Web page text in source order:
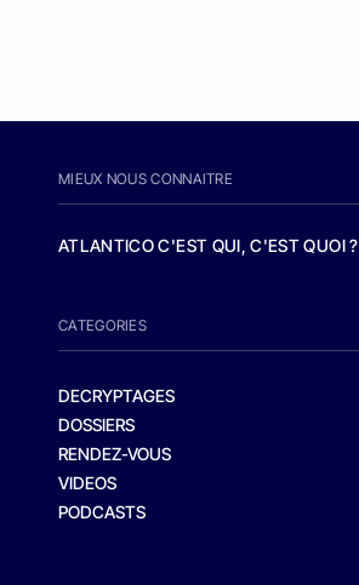
MIEUX NOUS CONNAITRE
ATLANTICO C'EST QUI, C'EST QUOI ?
CATEGORIES
DECRYPTAGES
DOSSIERS
RENDEZ-VOUS
VIDEOS
PODCASTS